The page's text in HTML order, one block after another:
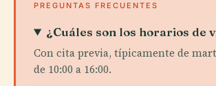
PREGUNTAS FRECUENTES
¿Cuáles son los horarios de
Con cita previa, típicamente de
de 10:00 a 16:00.